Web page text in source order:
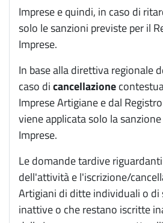
Imprese e quindi, in caso di
solo le sanzioni previste per il
Imprese.
In base alla direttiva regionale
caso dicancellazione
Imprese Artigiane e dal
viene applicata solo la
Imprese.
Le domande tardive
dell'attività e l'iscrizione/
Artigiani di ditte individuali o di
inattive o che restano iscritte